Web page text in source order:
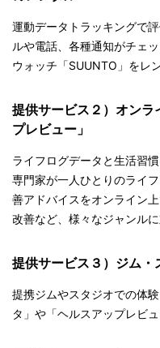
運動データトラッキングで
ルや電話、各種通知がチェ
ウォッチ「SUUNTO」をレ
提供サービス２）オンラ
プレビュー」
ライフログデータと生活習
専門家が一人ひとりのライ
善アドバイスをオンライン
改善など、様々なジャンルに
提供サービス３）ジム・
提携ジムやスタジオでの体
タ」や「ヘルスアップレビ